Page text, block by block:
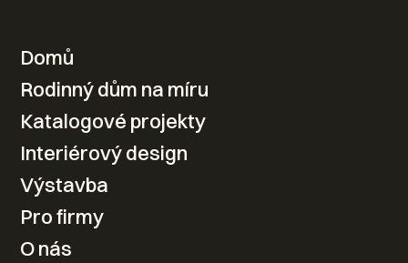
Váš nový domov od
návrhu po realizaci
Domů
Rodinný dům na míru
Katalogové projekty
Interiérový design
Výstavba
Pro firmy
O nás